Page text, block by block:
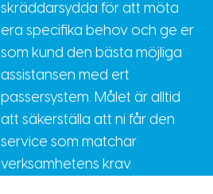
skräddarsydda för att möta
era specifika behov och ge er
som kund den bästa möjliga
assistansen med ert
passersystem. Målet är alltid
att säkerställa att ni får den
service som matchar
verksamhetens krav.